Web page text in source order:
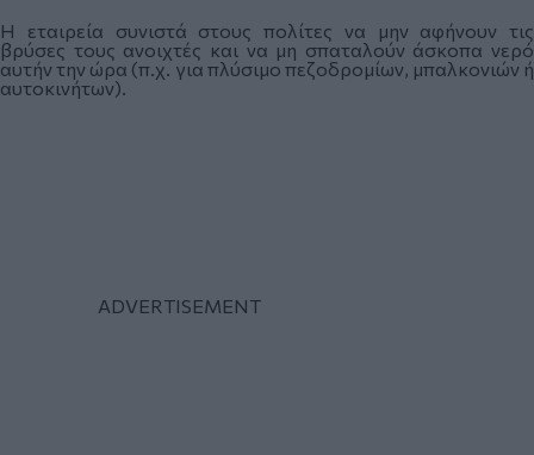
Η εταιρεία συνιστά στους πολίτες να μην αφήνουν τις
βρύσες τους ανοιχτές και να μη σπαταλούν άσκοπα νερό
αυτήν την ώρα (π.χ. για πλύσιμο πεζοδρομίων, μπαλκονιών ή
αυτοκινήτων).